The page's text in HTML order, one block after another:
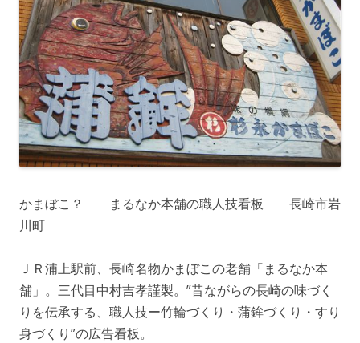
かまぼこ？ まるなか本舗の職人技看板 長崎市岩
川町
ＪＲ浦上駅前、長崎名物かまぼこの老舗「まるなか本
舗」。三代目中村吉孝謹製。”昔ながらの長崎の味づく
りを伝承する、職人技ー竹輪づくり・蒲鉾づくり・すり
身づくり”の広告看板。